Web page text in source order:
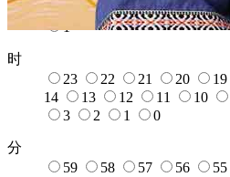
12
11 10 9 8
1
时
23
22 21 20 19
14
13 12 11 10
3
2 1 0
分
59
58 57 56 55